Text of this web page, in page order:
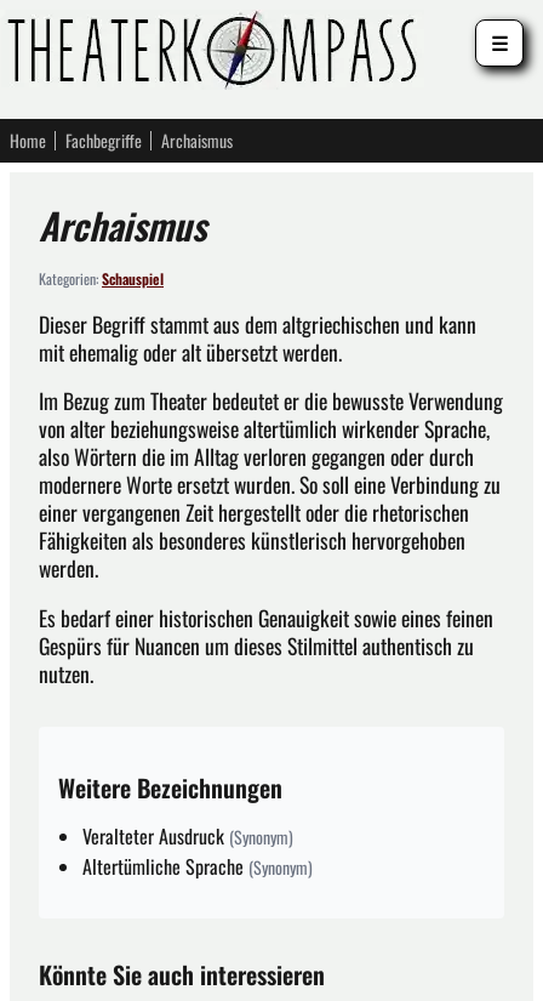
Home Fachbegriffe Archaismus
Archaismus
Kategorien:Schauspiel
Dieser Begriff stammt aus dem altgriechischen und kann
mit ehemalig oder alt übersetzt werden.
Im Bezug zum Theater bedeutet er die bewusste Verwendung
von alter beziehungsweise altertümlich wirkender Sprache,
also Wörtern die im Alltag verloren gegangen oder durch
modernere Worte ersetzt wurden. So soll eine Verbindung zu
einer vergangenen Zeit hergestellt oder die rhetorischen
Fähigkeiten als besonderes künstlerisch hervorgehoben
werden.
Es bedarf einer historischen Genauigkeit sowie eines feinen
Gespürs für Nuancen um dieses Stilmittel authentisch zu
nutzen.
Weitere Bezeichnungen
Veralteter Ausdruck (Synonym)
Altertümliche Sprache (Synonym)
Könnte Sie auch interessieren
☰